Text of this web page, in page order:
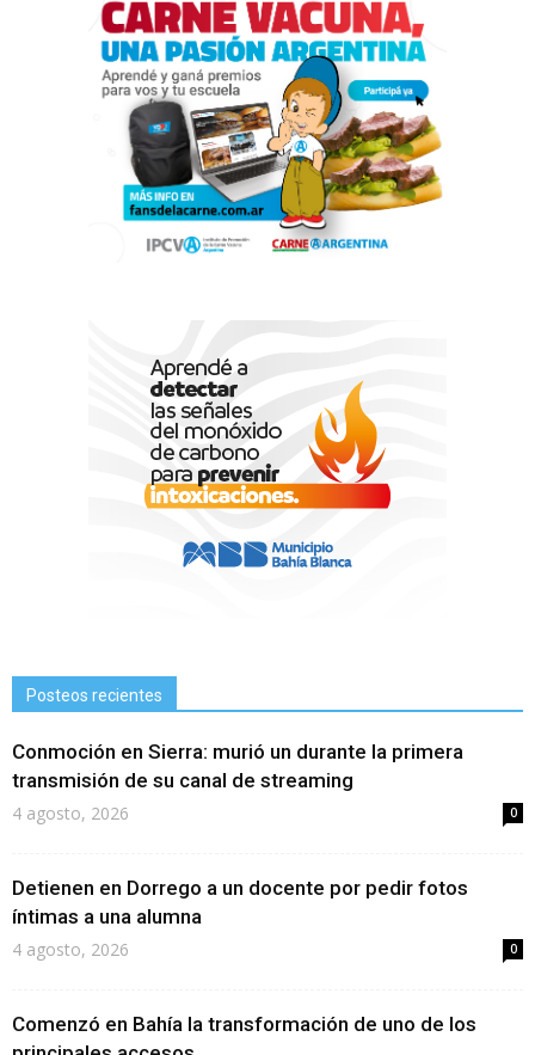
Posteos recientes
Conmoción en Sierra: murió un durante la primera
transmisión de su canal de streaming
4 agosto, 2026 0
Detienen en Dorrego a un docente por pedir fotos
íntimas a una alumna
4 agosto, 2026 0
Comenzó en Bahía la transformación de uno de los